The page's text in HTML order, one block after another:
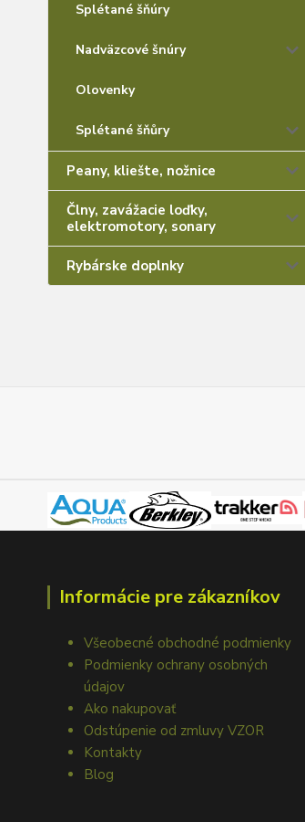
Splétané šňúry
Nadväzcové šnúry
Olovenky
Splétané šňůry
Peany, kliešte, nožnice
Člny, zavážacie loďky,
elektromotory, sonary
Rybárske doplnky
Informácie pre zákazníkov
Všeobecné obchodné podmienky
Podmienky ochrany osobných
údajov
Ako nakupovať
Odstúpenie od zmluvy VZOR
Kontakty
Blog